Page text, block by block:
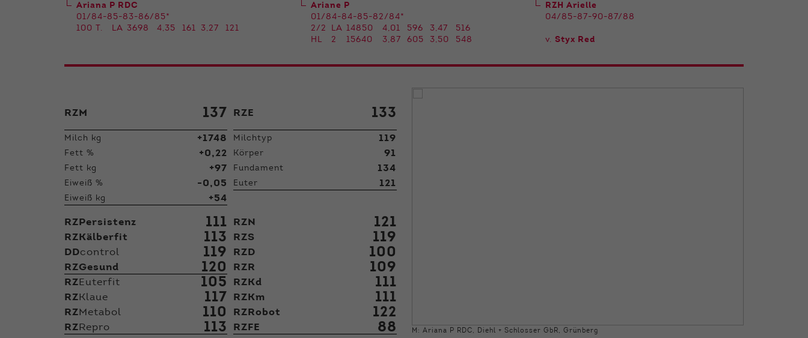
Ariana P RDC
01/84-85-83-86/85*
100 T.
LA 3698 4,35 161 3,27 121
Ariane P
01/84-84-85-82/84*
2/2
LA 14850 4,01 596 3,47
516
HL
2 15640 3,87 605 3,50 548
RZH Arielle
04/85-87-90-87/88
v. Styx Red
RZM 137
Milch kg +1748
Fett % +0,22
Fett kg +97
Eiweiß % -0,05
Eiweiß kg +54
RZE 133
Milchtyp 119
Körper 91
Fundament 134
Euter 121
RZPersistenz 111
RZKälberfit 113
DDcontrol 119
RZGesund 120
RZEuterfit 105
RZKlaue 117
RZMetabol 110
RZRepro 113
RZN 121
RZS 119
RZD 100
RZR 109
RZKd 111
RZKm 111
RZRobot 122
RZFE 88 M: Ariana P RDC, Diehl + Schlosser GbR, Grünberg